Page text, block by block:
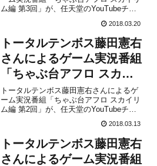
ム編 第3回」が、任天堂のYouTubeチャ
イリム編は最終回になります。次回があ
るのかどうかは分かりませんが、ぜひご
覧になってください。P.S.任天堂さん、
「ゲームセンタ...
2018.03.20
トータルテンボス藤田憲右
さんによるゲーム実況番組
「ちゃぶ台アフロ スカイ
リム編 第2回」が公開！
トータルテンボス藤田憲右さんによるゲ
ーム実況番組「ちゃぶ台アフロ スカイリ
ム編 第2回」が、任天堂のYouTubeチャ
ンネルにて公開されました。もしまだ前
回の動画を見ていない方がいれば、こち
らから見れるので先に視聴しておきまし
ょう。The Elder Scrolls V: Sky...
2018.03.13
トータルテンボス藤田憲右
さんによるゲーム実況番組